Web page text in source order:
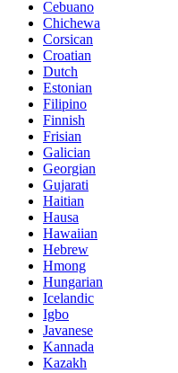
Cebuano
Chichewa
Corsican
Croatian
Dutch
Estonian
Filipino
Finnish
Frisian
Galician
Georgian
Gujarati
Haitian
Hausa
Hawaiian
Hebrew
Hmong
Hungarian
Icelandic
Igbo
Javanese
Kannada
Kazakh